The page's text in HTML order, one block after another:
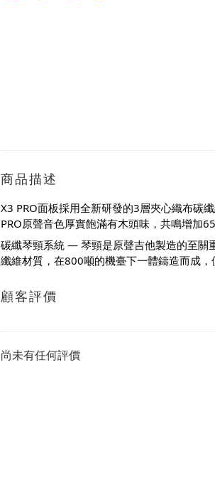
商品描述
X3 PRO面板採用全新研發的3層夾心織布碳
PRO原聲音色厚實飽滿有木頭味，共鳴增加
碳纖琴頸系統 — 琴頸是原聲吉他製造的至關
纖維材質，在800噸的機臺下一體鑄造而成，
顧客評價
尚未有任何評價